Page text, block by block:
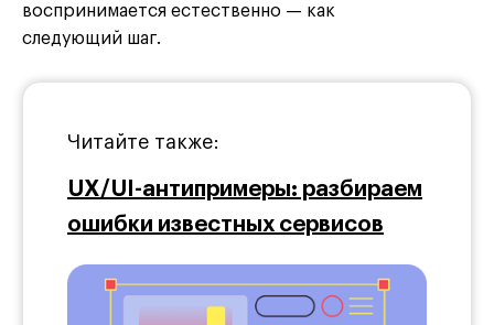
воспринимается естественно — как
следующий шаг.
Читайте также:
UX/UI-антипримеры: разбираем
ошибки известных сервисов